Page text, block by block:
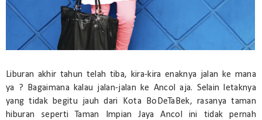
Liburan akhir tahun telah tiba, kira-kira enaknya jalan ke mana
ya ? Bagaimana kalau jalan-jalan ke Ancol aja. Selain letaknya
yang tidak begitu jauh dari Kota BoDeTaBek, rasanya taman
hiburan seperti Taman Impian Jaya Ancol ini tidak pernah